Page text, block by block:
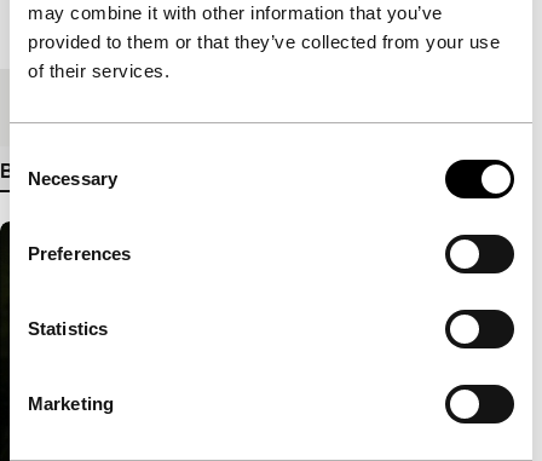
may combine it with other information that you’ve
provided to them or that they’ve collected from your use
of their services.
Selection
Necessary
Preferences
Statistics
Marketing
Lengte 101'
Bekijk meer details